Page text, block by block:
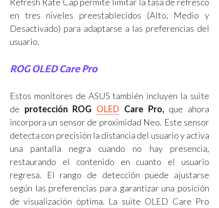
en tres niveles preestablecidos (Alto, Medio y
Desactivado) para adaptarse a las preferencias del
usuario.
ROG OLED Care Pro
Estos monitores de ASUS también incluyen la suite
de protección ROG OLED Care Pro, que ahora
incorpora un sensor de proximidad Neo. Este sensor
detecta con precisión la distancia del usuario y activa
una pantalla negra cuando no hay presencia,
restaurando el contenido en cuanto el usuario
regresa. El rango de detección puede ajustarse
según las preferencias para garantizar una posición
de visualización óptima. La suite OLED Care Pro